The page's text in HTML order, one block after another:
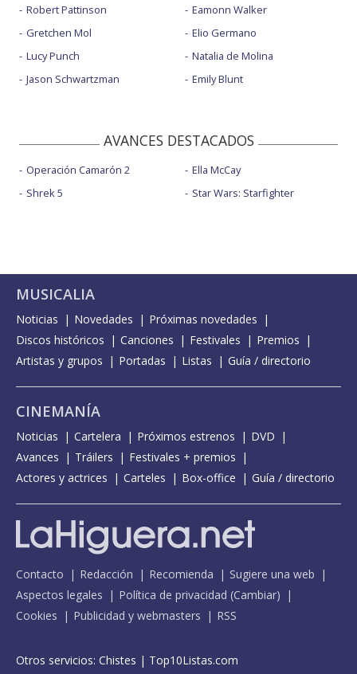
Robert Pattinson
Gretchen Mol
Lucy Punch
Jason Schwartzman
Eamonn Walker
Elio Germano
Natalia de Molina
Emily Blunt
AVANCES DESTACADOS
Operación Camarón 2
Shrek 5
Ella McCay
Star Wars: Starfighter
MUSICALIA
Noticias Novedades
Próximas novedades
Discos históricos
Canciones Festivales
Premios
Artistas y grupos
Portadas Listas Guía / directorio
CINEMANÍA
Noticias Cartelera Próximos estrenos
DVD
Avances
Tráilers
Festivales + premios
Actores y actrices
Carteles Box-office Guía / directorio
Contacto Redacción Recomienda
Sugiere una web
Aspectos legales
Política de privacidad (Cambiar)
Cookies
Publicidad y webmasters RSS
Otros servicios: Chistes | Top10Listas.com